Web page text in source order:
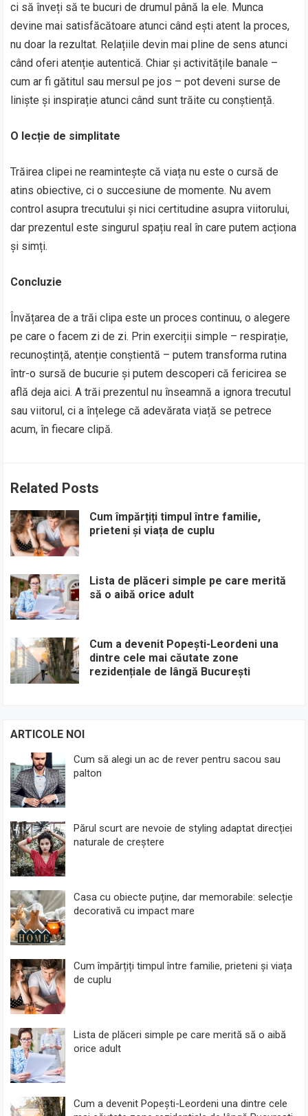
ci să înveți să te bucuri de drumul până la ele. Munca
devine mai satisfăcătoare atunci când ești atent la proces,
nu doar la rezultat. Relațiile devin mai pline de sens atunci
când oferi atenție autentică. Chiar și activitățile banale –
cum ar fi gătitul sau mersul pe jos – pot deveni surse de
liniște și inspirație atunci când sunt trăite cu conștiență.
O lecție de simplitate
Trăirea clipei ne reamintește că viața nu este o cursă de
atins obiective, ci o succesiune de momente. Nu avem
control asupra trecutului și nici certitudine asupra viitorului,
dar prezentul este singurul spațiu real în care putem acționa
și simți.
Concluzie
Învățarea de a trăi clipa este un proces continuu, o alegere
pe care o facem zi de zi. Prin exerciții simple – respirație,
recunoștință, atenție conștientă – putem transforma rutina
într-o sursă de bucurie și putem descoperi că fericirea se
află deja aici. A trăi prezentul nu înseamnă a ignora trecutul
sau viitorul, ci a înțelege că adevărata viață se petrece
acum, în fiecare clipă.
Related Posts
Cum împărțiți timpul între familie,
prieteni și viața de cuplu
Lista de plăceri simple pe care merită
să o aibă orice adult
Cum a devenit Popești-Leordeni una
dintre cele mai căutate zone
rezidențiale de lângă București
ARTICOLE NOI
Cum să alegi un ac de rever pentru sacou sau
palton
Părul scurt are nevoie de styling adaptat direcției
naturale de creștere
Casa cu obiecte puține, dar memorabile: selecție
decorativă cu impact mare
Cum împărțiți timpul între familie, prieteni și viața
de cuplu
Lista de plăceri simple pe care merită să o aibă
orice adult
Cum a devenit Popești-Leordeni una dintre cele